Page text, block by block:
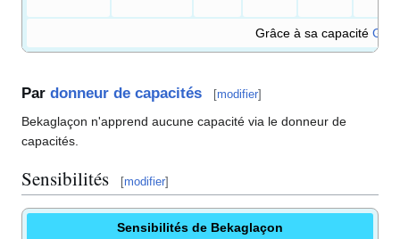
Grâce à sa capacité
Par donneur de capacités [modifier]
Bekaglaçon n'apprend aucune capacité via le donneur de
capacités.
Sensibilités [modifier]
Sensibilités de Bekaglaçon